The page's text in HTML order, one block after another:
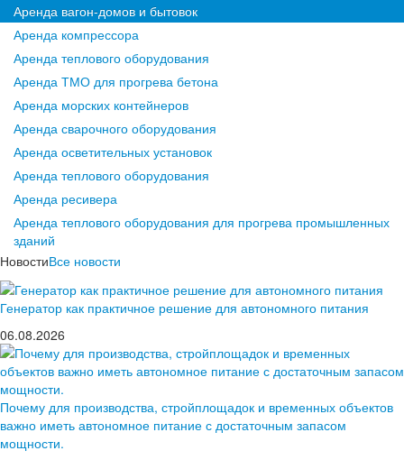
Аренда вагон-домов и бытовок
Аренда компрессора
Аренда теплового оборудования
Аренда ТМО для прогрева бетона
Аренда морских контейнеров
Аренда сварочного оборудования
Аренда осветительных установок
Аренда теплового оборудования
Аренда ресивера
Аренда теплового оборудования для прогрева промышленных
зданий
НовостиВсе новости
Генератор как практичное решение для автономного питания
06.08.2026
Почему для производства, стройплощадок и временных объектов
важно иметь автономное питание с достаточным запасом
мощности.